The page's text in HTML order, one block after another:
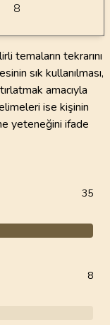
8
temaların tekrarını
sık kullanılması,
amacıyla
ise kişinin
yeteneğini ifade
35
8